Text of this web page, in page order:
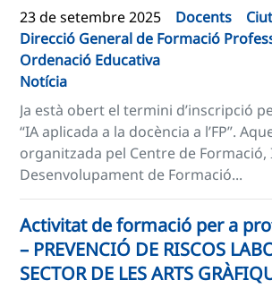
23 de setembre 2025 Docents
Direcció General de Formació
Ordenació Educativa
Notícia
Ja està obert el termini d’inscripció
“IA aplicada a la docència a l’FP”.
organitzada pel Centre de Formació,
Desenvolupament de Formació...
Activitat de formació per a
– PREVENCIÓ DE RISCOS
SECTOR DE LES ARTS